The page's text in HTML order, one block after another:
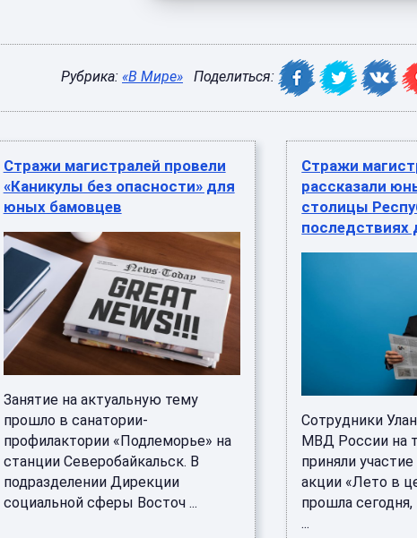
Рубрика: «В Мире» Поделиться:
Стражи магистралей провели
«Каникулы без опасности» для
юных бамовцев
Занятие на актуальную тему
прошло в санатории-
профилактории «Подлеморье» на
станции Северобайкальск. В
подразделении Дирекции
социальной сферы Восточ ...
Стражи
рассказали
столицы
последствиях
Сотрудники
МВД России на
приняли
акции «Лето в
прошла
...